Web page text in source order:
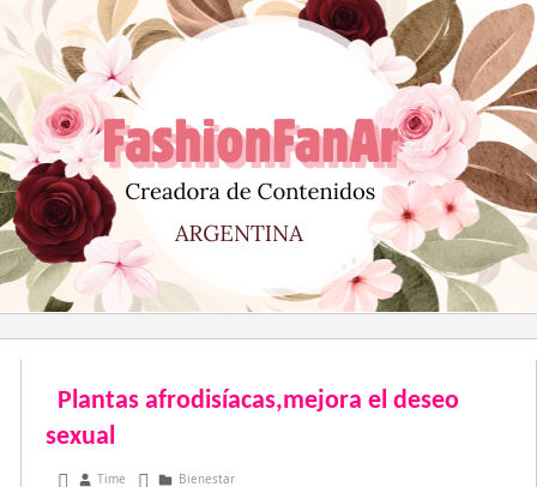
al
contenido
Plantas afrodisíacas,mejora el deseo
sexual
mayo 11, 2011
Time Bienestar